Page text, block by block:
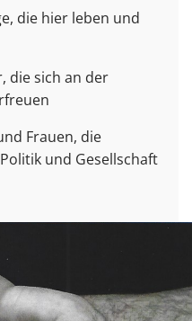
die hier leben und
die sich an der
Frauen, die
und Gesellschaft